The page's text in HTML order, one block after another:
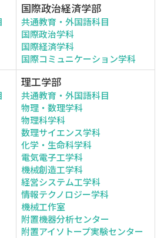
国際政治経済学部
共通教育・外国語科目
国際政治学科
国際経済学科
国際コミュニケーション学科
理工学部
共通教育・外国語科目
物理・数理学科
物理科学科
数理サイエンス学科
化学・生命科学科
電気電子工学科
機械創造工学科
経営システム工学科
情報テクノロジー学科
機械工作室
附置機器分析センター
附置アイソトープ実験センター